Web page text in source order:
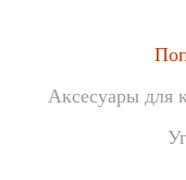
Аксесуары для